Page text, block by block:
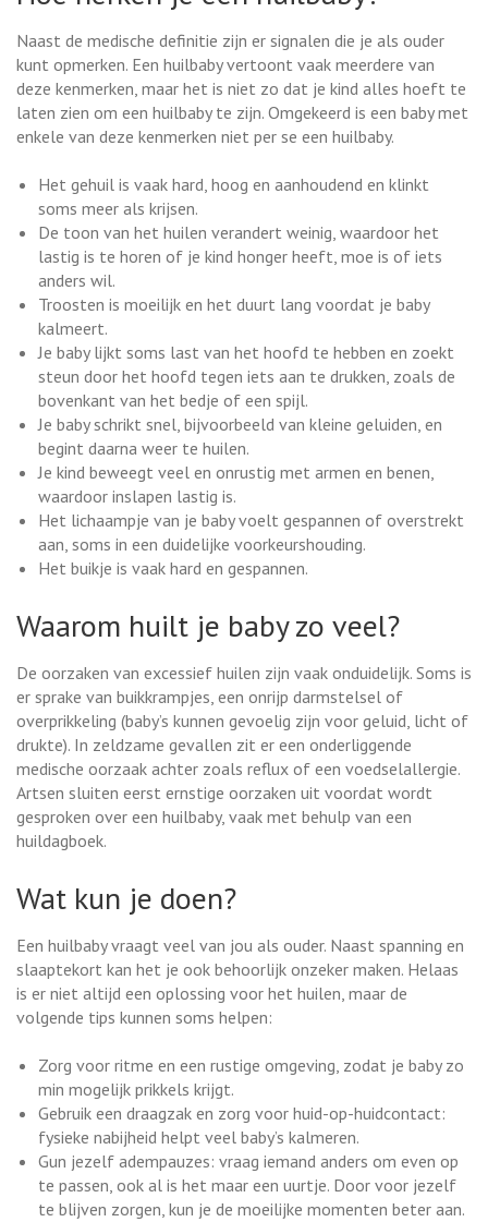
Naast de medische definitie zijn er signalen die je als ouder
kunt opmerken. Een huilbaby vertoont vaak meerdere van
deze kenmerken, maar het is niet zo dat je kind alles hoeft te
laten zien om een huilbaby te zijn. Omgekeerd is een baby met
enkele van deze kenmerken niet per se een huilbaby.
Het gehuil is vaak hard, hoog en aanhoudend en klinkt
soms meer als krijsen.
De toon van het huilen verandert weinig, waardoor het
lastig is te horen of je kind honger heeft, moe is of iets
anders wil.
Troosten is moeilijk en het duurt lang voordat je baby
kalmeert.
Je baby lijkt soms last van het hoofd te hebben en zoekt
steun door het hoofd tegen iets aan te drukken, zoals de
bovenkant van het bedje of een spijl.
Je baby schrikt snel, bijvoorbeeld van kleine geluiden, en
begint daarna weer te huilen.
Je kind beweegt veel en onrustig met armen en benen,
waardoor inslapen lastig is.
Het lichaampje van je baby voelt gespannen of overstrekt
aan, soms in een duidelijke voorkeurshouding.
Het buikje is vaak hard en gespannen.
Waarom huilt je baby zo veel?
De oorzaken van excessief huilen zijn vaak onduidelijk. Soms is
er sprake van buikkrampjes, een onrijp darmstelsel of
overprikkeling (baby’s kunnen gevoelig zijn voor geluid, licht of
drukte). In zeldzame gevallen zit er een onderliggende
medische oorzaak achter zoals reflux of een voedselallergie.
Artsen sluiten eerst ernstige oorzaken uit voordat wordt
gesproken over een huilbaby, vaak met behulp van een
huildagboek.
Wat kun je doen?
Een huilbaby vraagt veel van jou als ouder. Naast spanning en
slaaptekort kan het je ook behoorlijk onzeker maken. Helaas
is er niet altijd een oplossing voor het huilen, maar de
volgende tips kunnen soms helpen:
Zorg voor ritme en een rustige omgeving, zodat je baby zo
min mogelijk prikkels krijgt.
Gebruik een draagzak en zorg voor huid-op-huidcontact:
fysieke nabijheid helpt veel baby’s kalmeren.
Gun jezelf adempauzes: vraag iemand anders om even op
te passen, ook al is het maar een uurtje. Door voor jezelf
te blijven zorgen, kun je de moeilijke momenten beter aan.